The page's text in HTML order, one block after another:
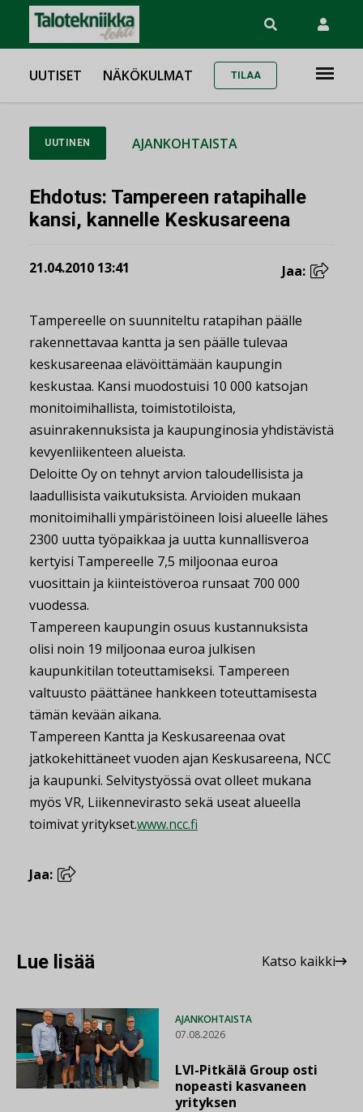
UUTISET NÄKÖKULMAT TILAA
UUTINEN AJANKOHTAISTA
Ehdotus: Tampereen ratapihalle
kansi, kannelle Keskusareena
21.04.2010 13:41 Jaa:
Tampereelle on suunniteltu ratapihan päälle
rakennettavaa kantta ja sen päälle tulevaa
keskusareenaa elävöittämään kaupungin
keskustaa. Kansi muodostuisi 10 000 katsojan
monitoimihallista, toimistotiloista,
asuinrakennuksista ja kaupunginosia yhdistävistä
kevyenliikenteen alueista.
Deloitte Oy on tehnyt arvion taloudellisista ja
laadullisista vaikutuksista. Arvioiden mukaan
monitoimihalli ympäristöineen loisi alueelle lähes
2300 uutta työpaikkaa ja uutta kunnallisveroa
kertyisi Tampereelle 7,5 miljoonaa euroa
vuosittain ja kiinteistöveroa runsaat 700 000
vuodessa.
Tampereen kaupungin osuus kustannuksista
olisi noin 19 miljoonaa euroa julkisen
kaupunkitilan toteuttamiseksi. Tampereen
valtuusto päättänee hankkeen toteuttamisesta
tämän kevään aikana.
Tampereen Kantta ja Keskusareenaa ovat
jatkokehittäneet vuoden ajan Keskusareena, NCC
ja kaupunki. Selvitystyössä ovat olleet mukana
myös VR, Liikennevirasto sekä useat alueella
toimivat yritykset.www.ncc.fi
Jaa:
Lue lisää Katso kaikki
AJANKOHTAISTA
07.08.2026
LVI-Pitkälä Group osti
nopeasti kasvaneen
yrityksen